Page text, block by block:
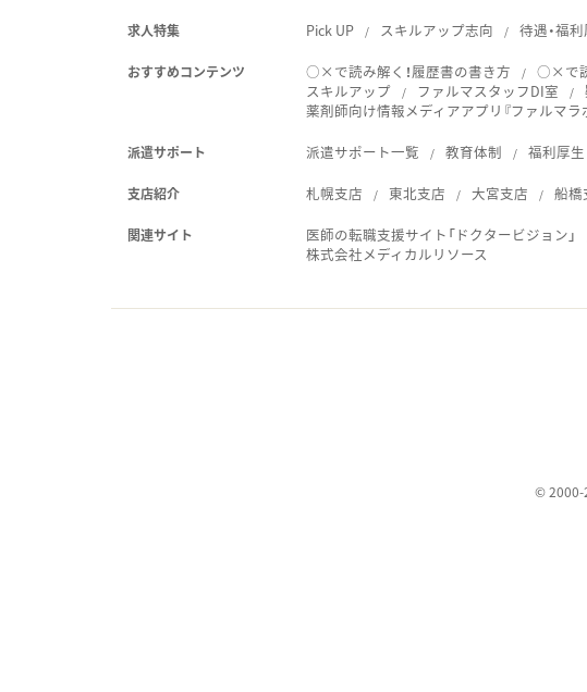
求人特集 Pick UP スキルアップ志向 待遇・福
おすすめコンテンツ ○×で読み解く！履歴書の書き方 ○×で読
スキルアップ
ファルマスタッフDI室
薬剤師向け情報メディアアプリ『ファルマラボ
派遣サポート 派遣サポート一覧 教育体制 福利厚生
支店紹介 札幌支店 東北支店 大宮支店 船橋
関連サイト 医師の転職支援サイト「ドクタービジョン」
株式会社メディカルリソース
© 2000-